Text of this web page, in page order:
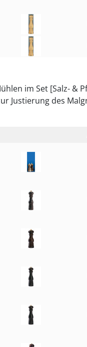
im Set [Salz- &
Justierung des